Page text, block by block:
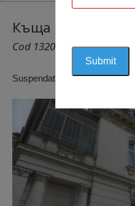
Къща „Ферару”
Cod 1320
Suspendat pentru reactualizare!